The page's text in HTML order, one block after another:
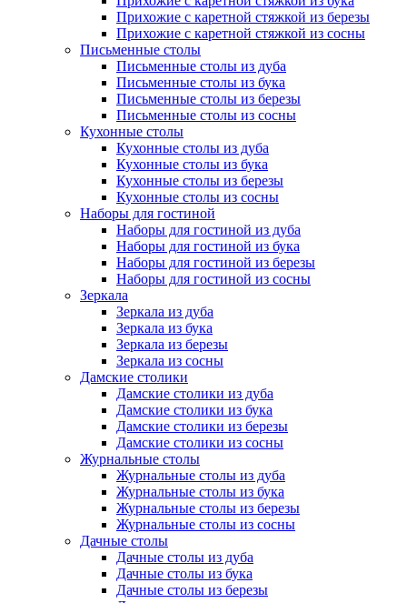
Прихожие с каретной стяжкой из березы
Прихожие с каретной стяжкой из сосны
Письменные столы
Письменные столы из дуба
Письменные столы из бука
Письменные столы из березы
Письменные столы из сосны
Кухонные столы
Кухонные столы из дуба
Кухонные столы из бука
Кухонные столы из березы
Кухонные столы из сосны
Наборы для гостиной
Наборы для гостиной из дуба
Наборы для гостиной из бука
Наборы для гостиной из березы
Наборы для гостиной из сосны
Зеркала
Зеркала из дуба
Зеркала из бука
Зеркала из березы
Зеркала из сосны
Дамские столики
Дамские столики из дуба
Дамские столики из бука
Дамские столики из березы
Дамские столики из сосны
Журнальные столы
Журнальные столы из дуба
Журнальные столы из бука
Журнальные столы из березы
Журнальные столы из сосны
Дачные столы
Дачные столы из дуба
Дачные столы из бука
Дачные столы из березы